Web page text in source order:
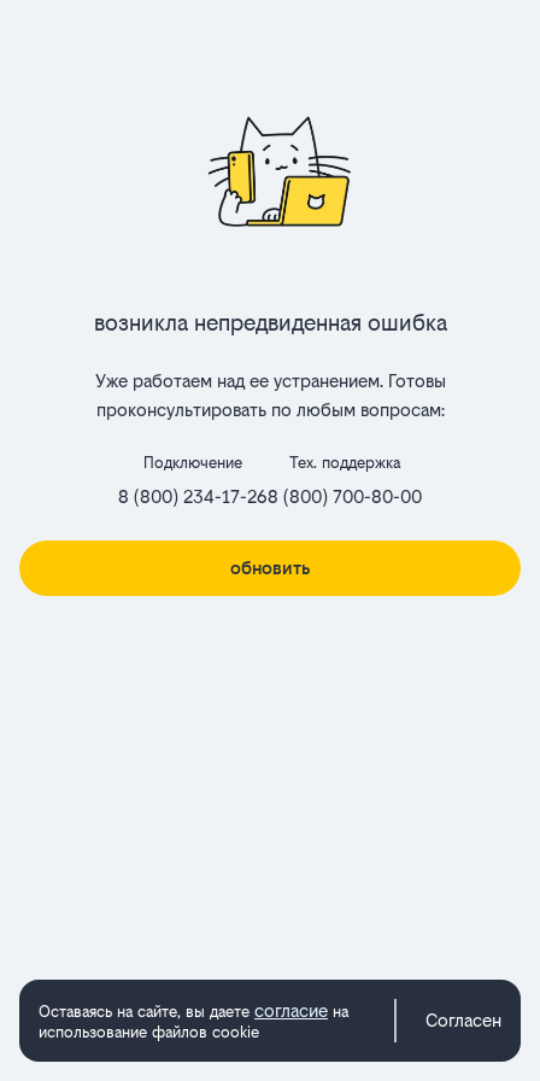
Возникла непредвиденная ошибка
Уже работаем над ее устранением. Готовы
проконсультировать по любым вопросам:
Подключение
8 (800) 234-17-26
Тех. поддержка
8 (800) 700-80-00
обновить
Оставаясь на сайте, вы даете согласие на
использование файлов cookie
Согласен